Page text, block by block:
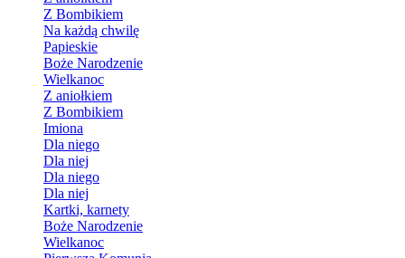
Z Bombikiem
Na każdą chwilę
Papieskie
Boże Narodzenie
Wielkanoc
Z aniołkiem
Z Bombikiem
Imiona
Dla niego
Dla niej
Dla niego
Dla niej
Kartki, karnety
Boże Narodzenie
Wielkanoc